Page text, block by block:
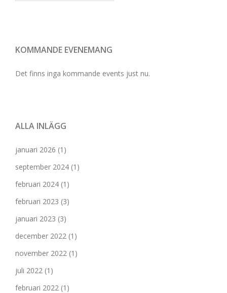
KOMMANDE EVENEMANG
Det finns inga kommande events just nu.
ALLA INLÄGG
januari 2026 (1)
september 2024 (1)
februari 2024 (1)
februari 2023 (3)
januari 2023 (3)
december 2022 (1)
november 2022 (1)
juli 2022 (1)
februari 2022 (1)